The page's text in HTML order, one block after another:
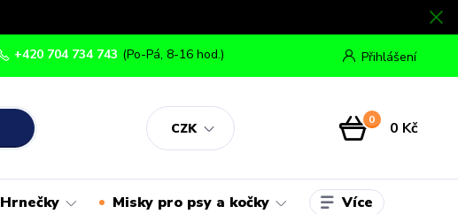
CZK
Přihlášení
+420 704 734 743 (Po-Pá, 8-16 hod.)
0 0 Kč
Hrnečky Misky pro psy a kočky Více